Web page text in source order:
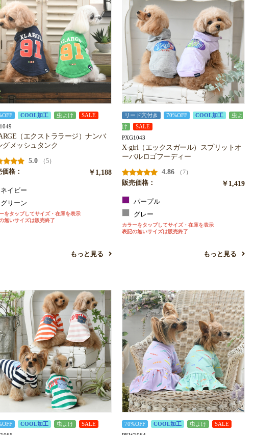
COOL加工 虫よけ SALE
（エクストララージ）ナンバ
グメッシュタンク
5.0
（5）
価格：
￥1,188
ネイビー
グリーン
をタップしてサイズ・在庫を表示
無いサイズは販売終了
もっと見る
リード穴付き 70%OFF COOL加工
虫よ
け
SALE
PXG1043
X-girl（エックスガール）スプリットオ
ーバルロゴフーディー
4.86
（7）
販売価格：
￥1,419
パープル
グレー
カラーをタップしてサイズ・在庫を表示
表記の無いサイズは販売終了
もっと見る
COOL加工 虫よけ SALE 70%OFF COOL加工 虫よけ SALE